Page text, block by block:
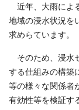
近年、大雨によ
地域の浸水状況を
求めらています。
そのため、浸水
する仕組みの構築
等の様々な関係者
有効性等を検証す